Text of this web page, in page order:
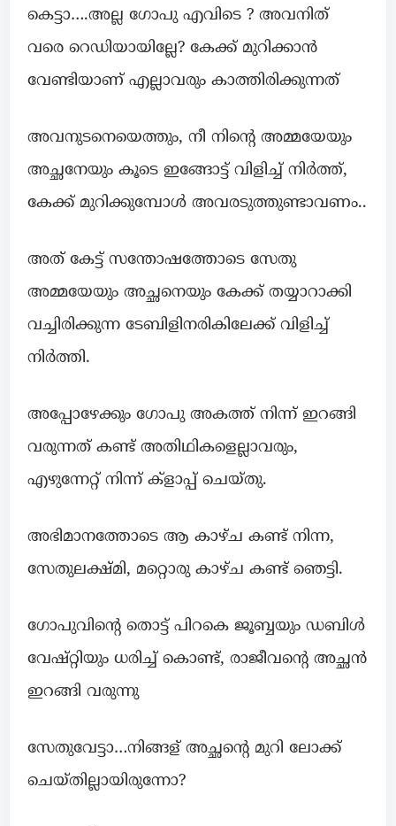
കെട്ടാ….അല്ല ഗോപു എവിടെ ? അവനിത്
വരെ റെഡിയായില്ലേ? കേക്ക് മുറിക്കാൻ
വേണ്ടിയാണ് എല്ലാവരും കാത്തിരിക്കുന്നത്
അവനുടനെയെത്തും, നീ നിൻ്റെ അമ്മയേയും
അച്ഛനേയും കൂടെ ഇങ്ങോട്ട് വിളിച്ച് നിർത്ത്,
കേക്ക് മുറിക്കുമ്പോൾ അവരടുത്തുണ്ടാവണം..
അത് കേട്ട് സന്തോഷത്തോടെ സേതു
അമ്മയേയും അച്ഛനെയും കേക്ക് തയ്യാറാക്കി
വച്ചിരിക്കുന്ന ടേബിളിനരികിലേക്ക് വിളിച്ച്
നിർത്തി.
അപ്പോഴേക്കും ഗോപു അകത്ത് നിന്ന് ഇറങ്ങി
വരുന്നത് കണ്ട് അതിഥികളെല്ലാവരും,
എഴുന്നേറ്റ് നിന്ന് ക്ളാപ്പ് ചെയ്തു.
അഭിമാനത്തോടെ ആ കാഴ്ച കണ്ട് നിന്ന,
സേതുലക്ഷ്മി, മറ്റൊരു കാഴ്ച കണ്ട് ഞെട്ടി.
ഗോപുവിൻ്റെ തൊട്ട് പിറകെ ജൂബ്ബയും ഡബിൾ
വേഷ്റ്റിയും ധരിച്ച് കൊണ്ട്, രാജീവൻ്റെ അച്ഛൻ
ഇറങ്ങി വരുന്നു
സേതുവേട്ടാ…നിങ്ങള് അച്ഛൻ്റെ മുറി ലോക്ക്
ചെയ്തില്ലായിരുന്നോ?